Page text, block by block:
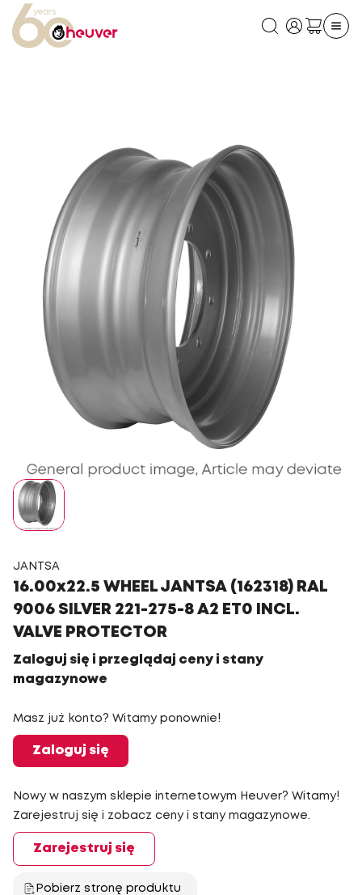
JANTSA
16.00x22.5 WHEEL JANTSA (162318) RAL
9006 SILVER 221-275-8 A2 ET0 INCL.
VALVE PROTECTOR
Zaloguj się i przeglądaj ceny i stany
magazynowe
Masz już konto? Witamy ponownie!
Zaloguj się
Nowy w naszym sklepie internetowym Heuver? Witamy!
Zarejestruj się i zobacz ceny i stany magazynowe.
Zarejestruj się
Pobierz stronę produktu